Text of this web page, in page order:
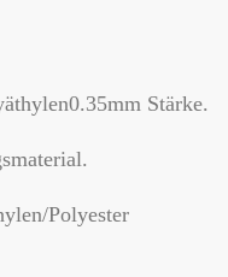
Stärke.
Polyester